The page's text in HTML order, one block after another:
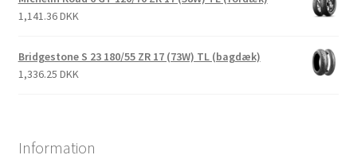
1,141.36 DKK
Bridgestone S 23 180/55 ZR 17 (73W) TL (bagdæk)
1,336.25 DKK
Information